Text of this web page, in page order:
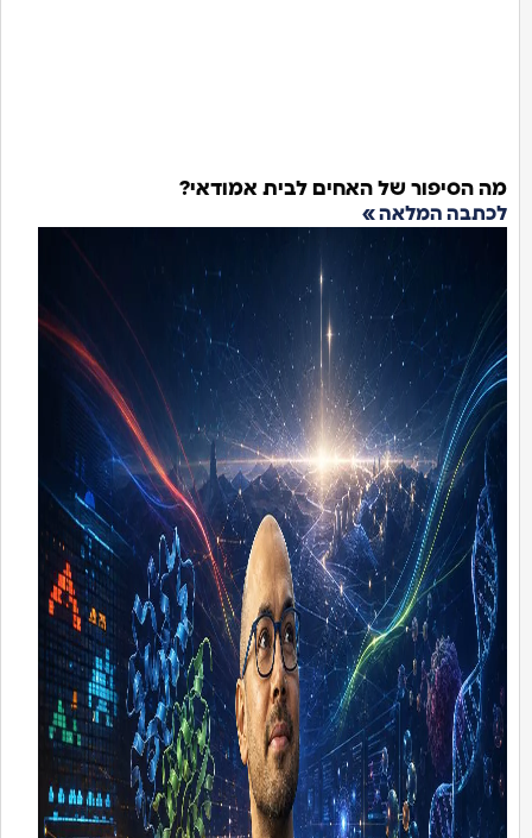
מה הסיפור של האחים לבית אמודאי?
לכתבה המלאה »